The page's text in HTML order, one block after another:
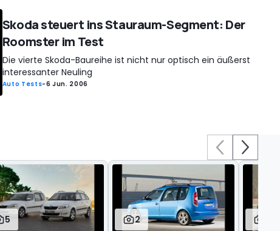
Skoda steuert ins Stauraum-Segment: Der
Roomster im Test
Die vierte Skoda-Baureihe ist nicht nur optisch ein äußerst
interessanter Neuling
Auto Tests-6 Jun. 2006
5 2